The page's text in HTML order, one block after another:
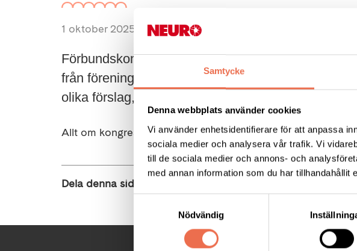
Samtycke
Denna webbplats använder cookies
Vi använder enhetsidentifierare för att anpassa
sociala medier och analysera vår trafik. Vi
till de sociala medier och annons- och
med annan information som du har
Nödvändig
1 oktober 2025
Förbundskongressen är Neuroförbundets högsta
från föreningarna. På kongressen behandlas bland
olika förslag, medlemsavgiftens storlek och val av
Allt om kongressen finnshär !
Dela denna sida: